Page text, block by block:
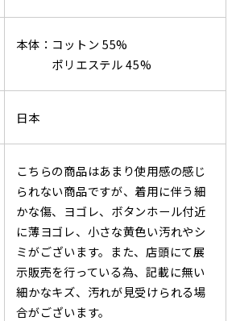
本体：コットン 55%
ポリエステル 45%
日本
こちらの商品はあまり使用感の感じ
られない商品ですが、着用に伴う細
かな傷、ヨゴレ、ボタンホール付近
に薄ヨゴレ、小さな黄色い汚れやシ
ミがございます。また、店頭にて展
示販売を行っている為、記載に無い
細かなキズ、汚れが見受けられる場
合がございます。